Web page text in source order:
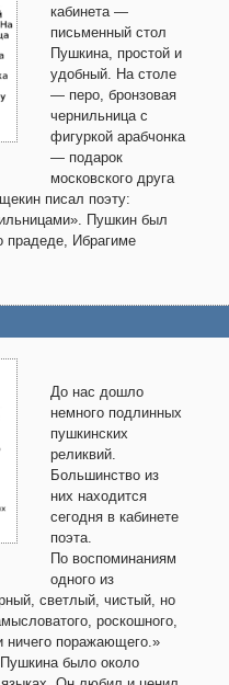
кабинета —
письменный стол
Пушкина, простой и
удобный. На столе
— перо, бронзовая
чернильница с
фигуркой арабчонка
— подарок
московского друга
писал поэту:
Пушкин был
прадеде, Ибрагиме
До нас дошло
немного подлинных
пушкинских
реликвий.
Большинство из
них находится
сегодня в кабинете
поэта.
По воспоминаниям
одного из
светлый, чистый, но
роскошного,
ничего поражающего.»
было около